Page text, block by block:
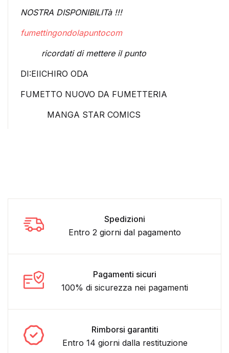
NOSTRA DISPONIBILITà !!!
fumettingondolapuntocom
ricordati di mettere il punto
DI:EIICHIRO ODA
FUMETTO NUOVO DA FUMETTERIA
MANGA STAR COMICS
Spedizioni
Entro 2 giorni dal pagamento
Pagamenti sicuri
100% di sicurezza nei pagamenti
Rimborsi garantiti
Entro 14 giorni dalla restituzione